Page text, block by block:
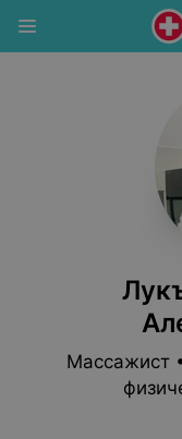
Массажист